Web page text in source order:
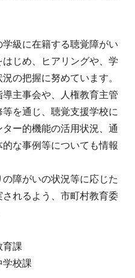
級に在籍する聴覚障がい
じめ、ヒアリングや、学
の把握に努めています。
主事会や、人権教育主管
を通じ、聴覚支援学校に
ー的機能の活用状況、通
な事例等についても情報
障がいの状況等に応じた
れるよう、市町村教育委
課
校課